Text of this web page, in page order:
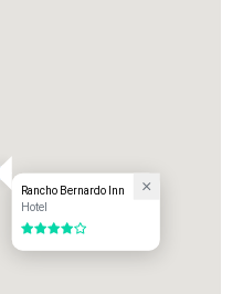
Rancho Bernardo Inn
Hotel
4 van 5